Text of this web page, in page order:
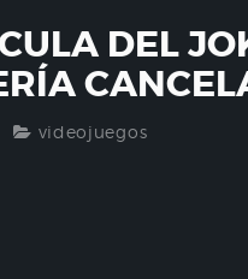
DEL
videojuegos